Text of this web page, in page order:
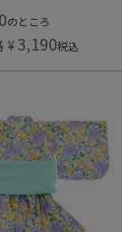
のところ
¥ 3,190税込